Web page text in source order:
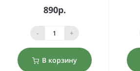
890р.
- +
В корзину